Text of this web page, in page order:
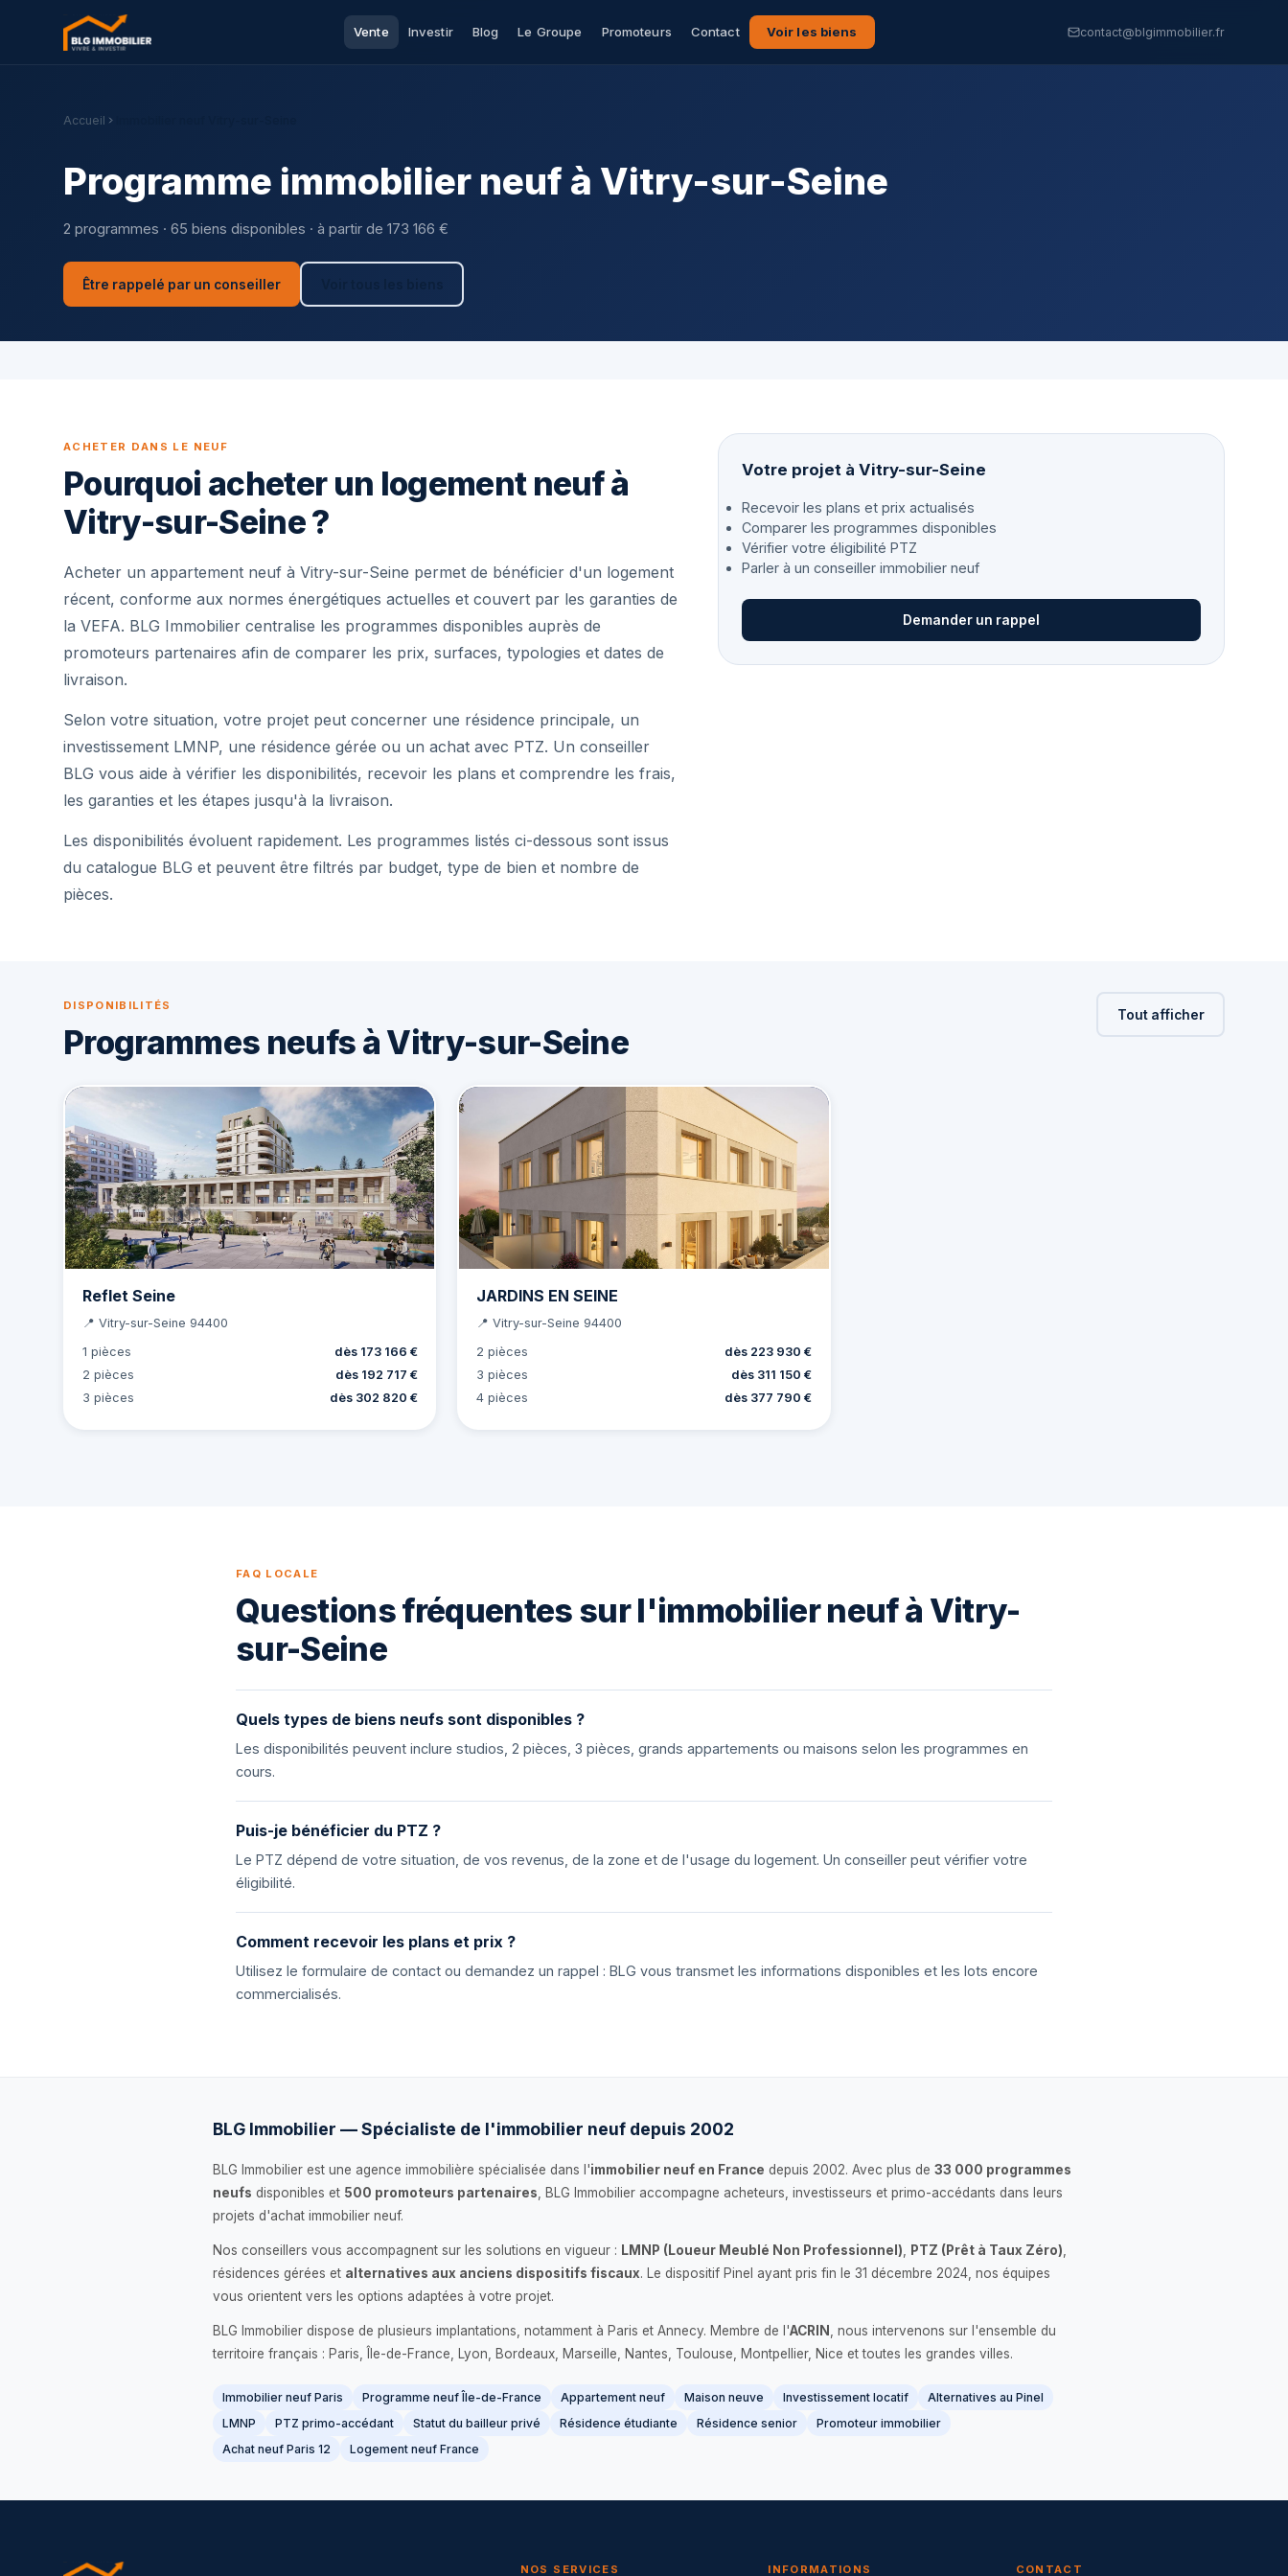
Vente Investir Blog Le Groupe Promoteurs Contact Voir les biens contact@blgimmobilier.fr
Accueil
Programme immobilier neuf à Vitry-sur-Seine
2 programmes · 65 biens disponibles · à partir de 173 166 €
Être rappelé par un conseiller
ACHETER DANS LE NEUF
Pourquoi acheter un logement neuf à
Vitry-sur-Seine ?
Acheter un appartement neuf à Vitry-sur-Seine permet de bénéficier d'un logement
récent, conforme aux normes énergétiques actuelles et couvert par les garanties de
la VEFA. BLG Immobilier centralise les programmes disponibles auprès de
promoteurs partenaires afin de comparer les prix, surfaces, typologies et dates de
livraison.
Selon votre situation, votre projet peut concerner une résidence principale, un
investissement LMNP, une résidence gérée ou un achat avec PTZ. Un conseiller
BLG vous aide à vérifier les disponibilités, recevoir les plans et comprendre les frais,
les garanties et les étapes jusqu'à la livraison.
Les disponibilités évoluent rapidement. Les programmes listés ci-dessous sont issus
du catalogue BLG et peuvent être filtrés par budget, type de bien et nombre de
pièces.
Votre projet à Vitry-sur-Seine
Recevoir les plans et prix actualisés
Comparer les programmes disponibles
Vérifier votre éligibilité PTZ
Parler à un conseiller immobilier neuf
Demander un rappel
DISPONIBILITÉS
Programmes neufs à Vitry-sur-Seine
Tout afficher
Reflet Seine
📍 Vitry-sur-Seine 94400
1 pièces
dès 173 166 €
2 pièces
dès 192 717 €
3 pièces
dès 302 820 €
JARDINS EN SEINE
📍 Vitry-sur-Seine 94400
2 pièces
dès 223 930 €
3 pièces
dès 311 150 €
4 pièces
dès 377 790 €
FAQ LOCALE
Questions fréquentes sur l'immobilier neuf à Vitry-
sur-Seine
Quels types de biens neufs sont disponibles ?
Les disponibilités peuvent inclure studios, 2 pièces, 3 pièces, grands appartements ou maisons selon les programmes en
cours.
Puis-je bénéficier du PTZ ?
Le PTZ dépend de votre situation, de vos revenus, de la zone et de l'usage du logement. Un conseiller peut vérifier votre
éligibilité.
Comment recevoir les plans et prix ?
Utilisez le formulaire de contact ou demandez un rappel : BLG vous transmet les informations disponibles et les lots encore
commercialisés.
BLG Immobilier — Spécialiste de l'immobilier neuf depuis 2002
BLG Immobilier est une agence immobilière spécialisée dans l'immobilier neuf en France depuis 2002. Avec plus de 33 000 programmes
neufs disponibles et 500 promoteurs partenaires , BLG Immobilier accompagne acheteurs, investisseurs et primo-accédants dans leurs
projets d'achat immobilier neuf.
Nos conseillers vous accompagnent sur les solutions en vigueur : LMNP (Loueur Meublé Non Professionnel) PTZ (Prêt à Taux Zéro)
résidences gérées et alternatives aux anciens dispositifs fiscaux. Le dispositif Pinel ayant pris fin le 31 décembre 2024, nos équipes
vous orientent vers les options adaptées à votre projet.
BLG Immobilier dispose de plusieurs implantations, notamment à Paris et Annecy. Membre de l'ACRIN
, nous intervenons sur l'ensemble du
territoire français : Paris, Île-de-France, Lyon, Bordeaux, Marseille, Nantes, Toulouse, Montpellier, Nice et toutes les grandes villes.
Immobilier neuf Paris Programme neuf Île-de-France Appartement neuf Maison neuve Investissement locatif
Alternatives au Pinel
LMNP
PTZ primo-accédant Statut du bailleur privé Résidence étudiante Résidence senior
Promoteur immobilier
Achat neuf Paris 12
Logement neuf France
NOS SERVICES INFORMATIONS CONTACT